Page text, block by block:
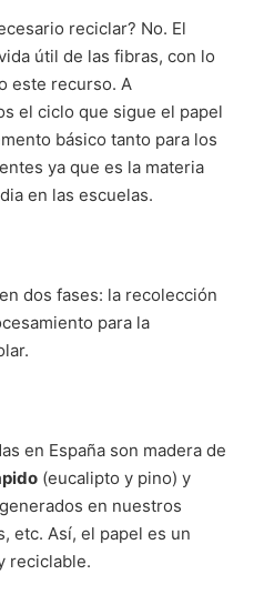
reciclar? No. El
útil de las fibras, con lo
este recurso. A
el ciclo que sigue el papel
básico tanto para los
ya que es la materia
en las escuelas.
dos fases: la recolección
para la
en España son madera de
(eucalipto y pino) y
en nuestros
etc. Así, el papel es un
reciclable.